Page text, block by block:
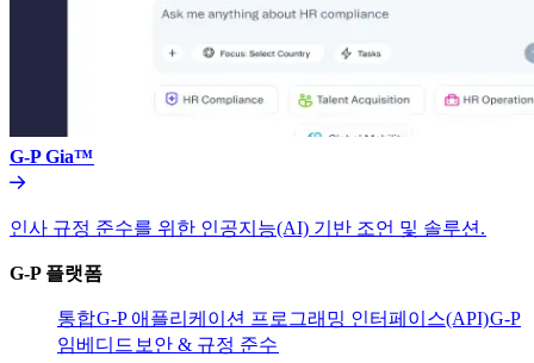
G-P Gia™​​
인사 규정 준수를 위한 인공지능(AI) 기반 조언 및 솔루션.​​
G-P 플랫폼​​
통합​​G-P 애플리케이션 프로그래밍 인터페이스(API)​​G-P
임베디드​​ 보안 & 규정 준수​​